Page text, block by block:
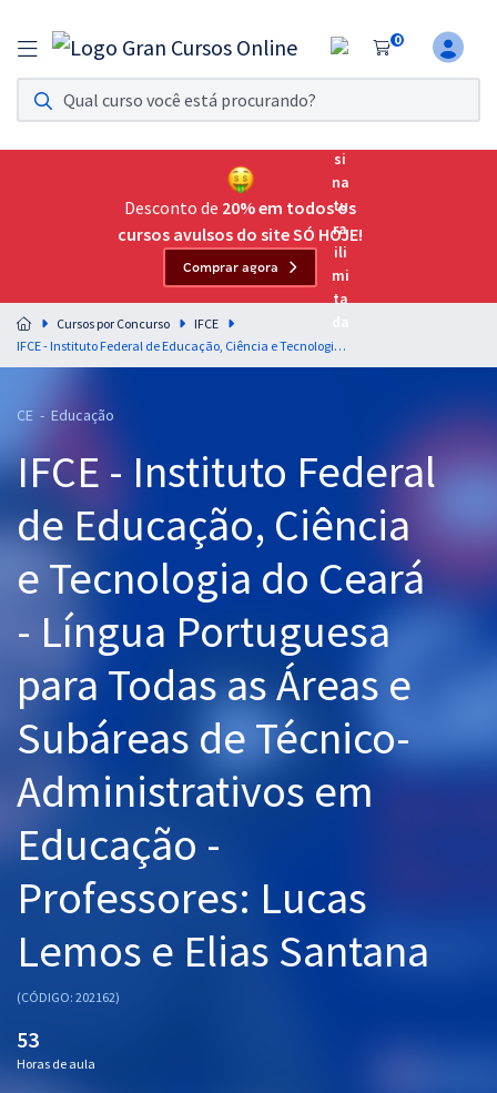
0
Assinatura Ilimitada 11
Acesso a todos os cursos. Teste grátis por 7 dias!
Assinatura OAB Até Passar
Acesso ilimitado a toda preparação para o Exame da
Residências Multiprofissionais
Preparação completa e intensiva para as principais
residências em saúde do Brasil
Cursos 20% OFF
Pós
Graduação
OAB
Questões grátis
Aprovados
Desconto de 20% em todos os
cursos avulsos do site SÓ HOJE!
Comprar agora
Cursos por Concurso
IFCE
IFCE - Instituto Federal de Educação, Ciência e Tecnologia do Ceará - Língua Portuguesa para Todas as Áreas e Subáreas de Técnico-Administrativos em Educação - Professores: Lucas Lemos e Elias Santana
CE - Educação
IFCE - Instituto Federal
de Educação, Ciência
e Tecnologia do Ceará
- Língua Portuguesa
para Todas as Áreas e
Subáreas de Técnico-
Administrativos em
Educação -
Professores: Lucas
Lemos e Elias Santana
(CÓDIGO: 202162)
53
Horas de aula